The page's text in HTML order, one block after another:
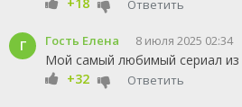
Ответить
Г Гость Елена 8 июля 2025 02:34
Мой самый любимый сериал
+32
Ответить